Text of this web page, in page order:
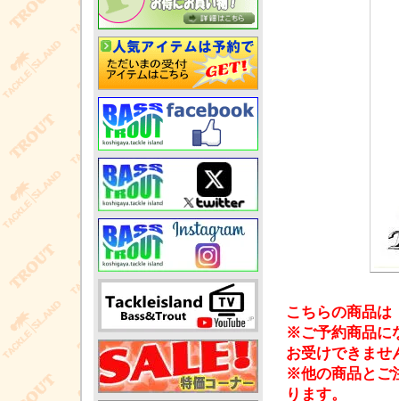
こちらの商品
※ご予約商品に
お受けできませ
※他の商品とご
ります。